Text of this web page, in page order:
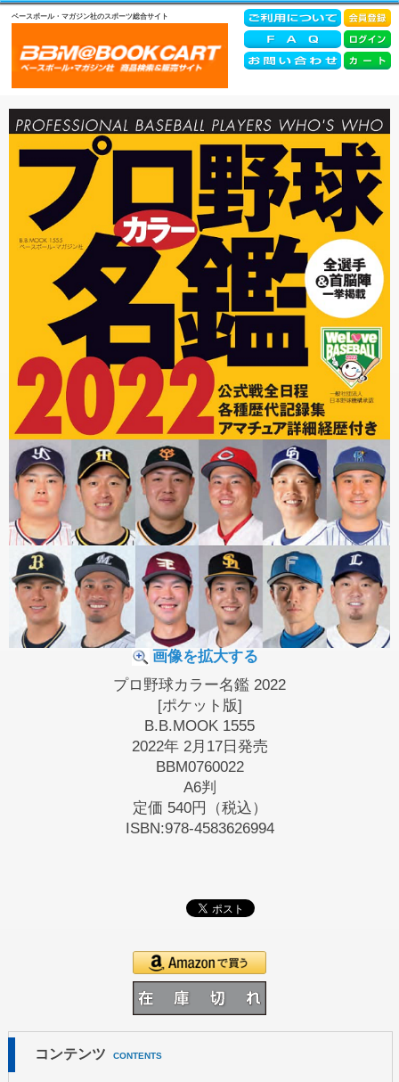
ベースボール・マガジン社のスポーツ総合サイト
画像を拡大する
プロ野球カラー名鑑 2022
[ポケット版]
B.B.MOOK 1555
2022年 2月17日発売
BBM0760022
A6判
定価 540円（税込）
ISBN:978-4583626994
コンテンツ CONTENTS